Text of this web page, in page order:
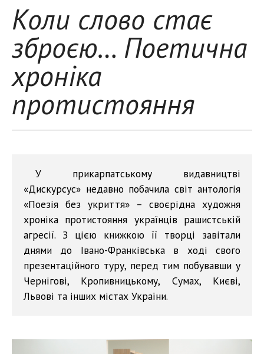
Коли слово стає
зброєю… Поетична
хроніка
протистояння
У прикарпатському видавництві
«Дискурсус» недавно побачила світ антологія
«Поезія без укриття» – своєрідна художня
хроніка протистояння українців рашистській
агресії. З цією книжкою її творці завітали
днями до Івано-Франківська в ході свого
презентаційного туру, перед тим побувавши у
Чернігові, Кропивницькому, Сумах, Києві,
Львові та інших містах України.